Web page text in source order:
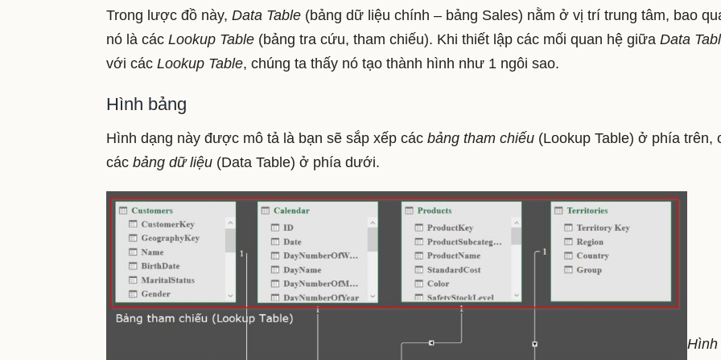
Trong lược đồ này, Data Table (bảng dữ liệu chính – bảng Sales) nằm ở vị trí trung tâm, bao
nó là các Lookup Table (bảng tra cứu, tham chiếu). Khi thiết lập các mối quan hệ giữa Data
với các Lookup Table, chúng ta thấy nó tạo thành hình như 1 ngôi sao.
Hình bảng
Hình dạng này được mô tả là bạn sẽ sắp xếp các bảng tham chiếu (Lookup Table) ở phía trên,
các bảng dữ liệu (Data Table) ở phía dưới.
Hình